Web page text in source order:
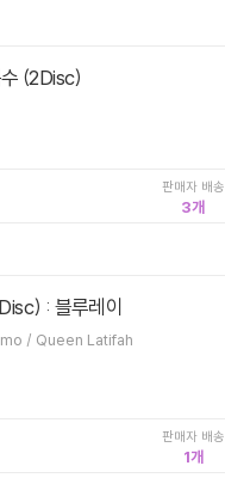
(2Disc)
판매자 배송
3
: 블루레이
Carlos Saldanha / Ray Romano / John Leguizamo / Queen Latifah
판매자 배송
1